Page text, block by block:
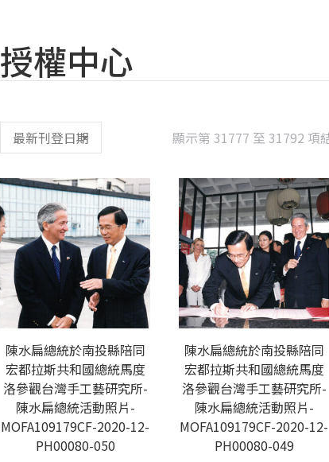
授權中心
顯示第 31777 至 31792 項
陳水扁總統於南投縣陪同
宏都拉斯共和國總統馬度
洛參觀台灣手工藝研究所-
陳水扁總統活動照片-
MOFA109179CF-2020-12-
PH00080-050
陳水扁總統於南投縣陪同
宏都拉斯共和國總統馬度
洛參觀台灣手工藝研究所-
陳水扁總統活動照片-
MOFA109179CF-2020-12-
PH00080-049